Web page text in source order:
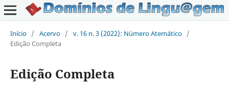
Início / Acervo / v. 16 n. 3 (2022): Número Atemático /
Edição Completa
Edição Completa